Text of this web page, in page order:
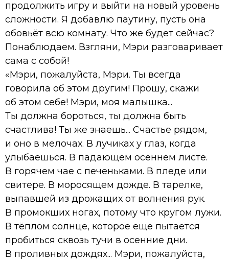
продолжить игру и выйти на новый уровень
сложности. Я добавлю паутину, пусть она
обовьёт всю комнату. Что же будет сейчас?
Понаблюдаем. Взгляни, Мэри разговаривает
сама с собой!
«Мэри, пожалуйста, Мэри. Ты всегда
говорила об этом другим! Прошу, скажи
об этом себе! Мэри, моя малышка...
Ты должна бороться, ты должна быть
счастлива! Ты же знаешь... Счастье рядом,
и оно в мелочах. В лучиках у глаз, когда
улыбаешься. В падающем осеннем листе.
В горячем чае с печеньками. В пледе или
свитере. В моросящем дожде. В тарелке,
выпавшей из дрожащих от волнения рук.
В промокших ногах, потому что кругом лужи.
В тёплом солнце, которое ещё пытается
пробиться сквозь тучи в осенние дни.
В проливных дождях... Мэри, пожалуйста,